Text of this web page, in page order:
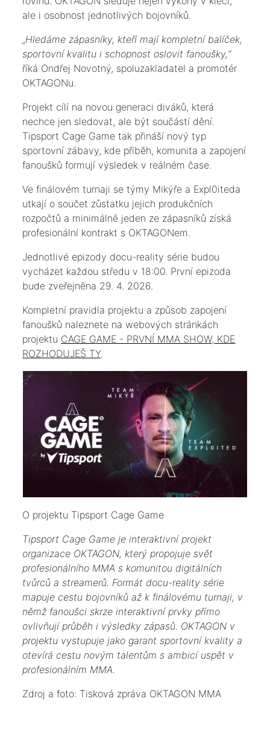
ale i osobnost jednotlivých bojovníků.
„Hledáme zápasníky, kteří mají kompletní balíček,
sportovní kvalitu i schopnost oslovit fanoušky,“
říká Ondřej Novotný, spoluzakladatel a promotér
OKTAGONu.
Projekt cílí na novou generaci diváků, která
nechce jen sledovat, ale být součástí dění.
Tipsport Cage Game tak přináší nový typ
sportovní zábavy, kde příběh, komunita a zapojení
fanoušků formují výsledek v reálném čase.
Ve finálovém turnaji se týmy Mikýře a Expl0iteda
utkají o součet zůstatku jejich produkčních
rozpočtů a minimálně jeden ze zápasníků získá
profesionální kontrakt s OKTAGONem.
Jednotlivé epizody docu-reality série budou
vycházet každou středu v 18:00. První epizoda
bude zveřejněna 29. 4. 2026.
Kompletní pravidla projektu a způsob zapojení
fanoušků naleznete na webových stránkách
projektu CAGE GAME - PRVNÍ MMA SHOW, KDE
ROZHODUJEŠ TY.
O projektu Tipsport Cage Game
Tipsport Cage Game je interaktivní projekt
organizace OKTAGON, který propojuje svět
profesionálního MMA s komunitou digitálních
tvůrců a streamerů. Formát docu-reality série
mapuje cestu bojovníků až k finálovému turnaji, v
němž fanoušci skrze interaktivní prvky přímo
ovlivňují průběh i výsledky zápasů. OKTAGON v
projektu vystupuje jako garant sportovní kvality a
otevírá cestu novým talentům s ambicí uspět v
profesionálním MMA.
Zdroj a foto: Tisková zpráva OKTAGON MMA